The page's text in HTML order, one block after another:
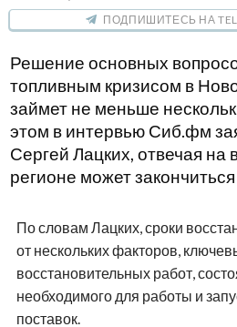
ПОДПИШИТЕСЬ НА
Решение основных
топливным кризисом в
займет не меньше
этом в интервью Сиб.фм
Сергей Лацких, отвечая на
регионе может
По словам Лацких, сроки
от нескольких факторов,
восстановительных работ,
необходимого для работы и
поставок.